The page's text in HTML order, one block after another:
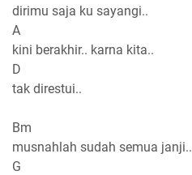
dirimu saja ku sayangi..
A
kini berakhir.. karna kita..
D
tak direstui..
Bm
musnahlah sudah semua janji..
G